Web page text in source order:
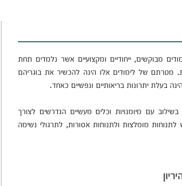
מבוקשים, ייחודיים ומקצועיים אשר נלמדים תחת
מטרתם של לימודים אלו הינה להכשיר את בוגריהם
בעלת יתרונות בריאותיים ונפשיים כאחד.
עם מיומנויות וכלים מעשיים הנדרשים לצורך
מומלצות ולתנוחות אסורות, לתרגולי נשימה